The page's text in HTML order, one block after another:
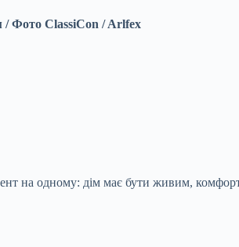
/ Фото ClassiCon / Arlfex
на одному: дім має бути живим,